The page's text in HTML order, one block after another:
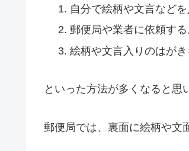
自分で絵柄や文言などを
郵便局や業者に依頼する
絵柄や文言入りのはが
といった方法が多くなると思
郵便局では、裏面に絵柄や文